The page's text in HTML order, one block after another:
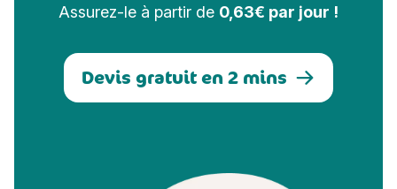
Assurez-le à partir de 0,63€ par jour !
Devis gratuit en 2 mins